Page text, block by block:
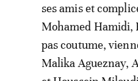
ses amis et
Mohamed Hamidi,
pas coutume,
Malika Agueznay,